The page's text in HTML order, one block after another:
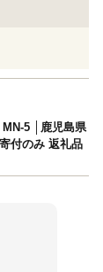
MN-5 │鹿児島県
付のみ 返礼品